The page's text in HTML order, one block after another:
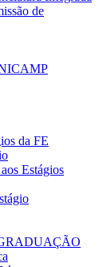
de
da FE
Estágios